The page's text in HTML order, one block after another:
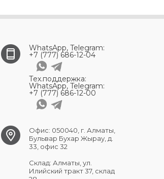
WhatsApp, Telegram:
+7 (777) 686-12-04
Тех.поддержка:
WhatsApp, Telegram:
+7 (777) 686-12-00
Офис: 050040, г. Алматы,
Бульвар Бухар Жырау, д.
33, офис 32
Склад: Алматы, ул.
Илийский тракт 37, склад